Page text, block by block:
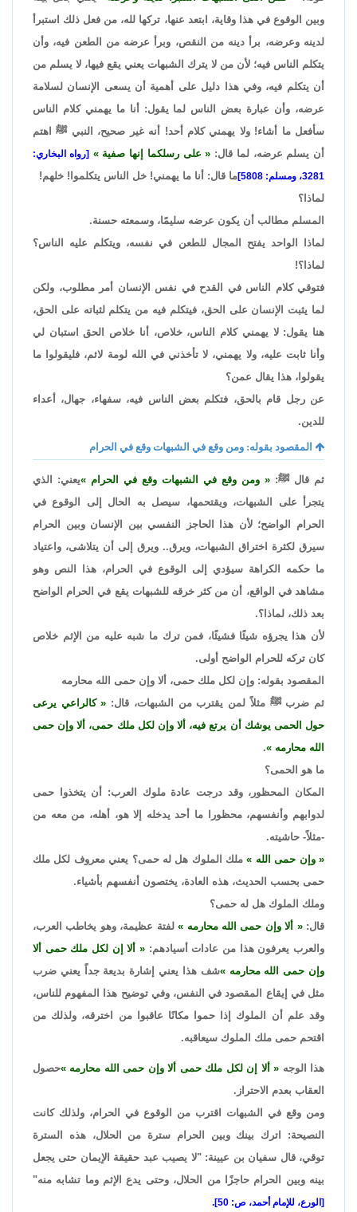
وبين الوقوع في هذا وقاية، ابتعد عنها، تركها لله، من فعل ذلك استبرأ
لدينه وعرضه، برأ دينه من النقص، وبرأ عرضه من الطعن فيه، وأن
يتكلم الناس فيه؛ لأن من لا يترك الشبهات يعني يقع فيها، لا يسلم من
أن يتكلم فيه، وفي هذا دليل على أهمية أن يسعى الإنسان لسلامة
عرضه، وأن عبارة بعض الناس لما يقول: أنا ما يهمني كلام الناس
سأفعل ما أشاء! ولا يهمني كلام أحد! أنه غير صحيح، النبي ﷺ اهتم
أن يسلم عرضه، لما قال:
على رسلكما إنها صفية
[رواه البخاري:
3281، ومسلم: 5808]
ما قال: أنا ما يهمني! خل الناس يتكلموا! خلهم!
لماذا؟
المسلم مطالب أن يكون عرضه سليمًا، وسمعته حسنة.
لماذا الواحد يفتح المجال للطعن في نفسه، ويتكلم عليه الناس؟
لماذا؟!
فتوقي كلام الناس في القدح في نفس الإنسان أمر مطلوب، ولكن
لما يثبت الإنسان على الحق، فيتكلم فيه من يتكلم لثباته على الحق،
هنا يقول: لا يهمني كلام الناس، خلاص، أنا خلاص الحق استبان لي
وأنا ثابت عليه، ولا يهمني، لا تأخذني في الله لومة لائم، فليقولوا ما
يقولوا، هذا يقال عمن؟
عن رجل قام بالحق، فتكلم بعض الناس فيه، سفهاء، جهال، أعداء
للدين.
المقصود بقوله: ومن وقع في الشبهات وقع في الحرام
ثم قال ﷺ: ومن وقع في الشبهات وقع في الحرام
يعني: الذي
يتجرأ على الشبهات، ويقتحمها، سيصل به الحال إلى الوقوع في
الحرام الواضح؛ لأن هذا الحاجز النفسي بين الإنسان وبين الحرام
سيرق لكثرة اختراق الشبهات، ويرق.. ويرق إلى أن يتلاشى، واعتياد
ما حكمه الكراهة سيؤدي إلى الوقوع في الحرام، هذا النص وهو
مشاهد في الواقع، أن من كثر خرقه للشبهات يقع في الحرام الواضح
بعد ذلك، لماذا؟.
لأن هذا يجرؤه شيئًا فشيئًا، فمن ترك ما شبه عليه من الإثم خلاص
كان تركه للحرام الواضح أولى.
المقصود بقوله: وإن لكل ملك حمى، ألا وإن حمى الله محارمه
ثم ضرب ﷺ مثلاً لمن يقترب من الشبهات، قال:
كالراعي يرعى
حول الحمى يوشك أن يرتع فيه، ألا وإن لكل ملك حمى، ألا وإن حمى
الله محارمه
.
ما هو الحمى؟
المكان المحظور، وقد درجت عادة ملوك العرب: أن يتخذوا حمى
لدوابهم وأنفسهم، محظورا ما أحد يدخله إلا هو، أهله، من معه من
-مثلاً- حاشيته.
وإن حمى الله
ملك الملوك هل له حمى؟ يعني معروف لكل ملك
حمى بحسب الحديث، هذه العادة، يختصون أنفسهم بأشياء.
وملك الملوك هل له حمى؟
قال:
ألا وإن حمى الله محارمه
لفتة عظيمة، وهو يخاطب العرب،
والعرب يعرفون هذا من عادات أسيادهم:
ألا إن لكل ملك حمى ألا
وإن حمى الله محارمه شف هذا يعني إشارة بديعة جداً يعني ضرب
مثل في إيقاع المقصود في النفس، وفي توضيح هذا المفهوم للناس،
وقد علم أن الملوك إذا حموا مكانًا عاقبوا من اخترقه، ولذلك من
اقتحم حمى ملك الملوك سيعاقبه.
هذا الوجه ألا إن لكل ملك حمى ألا وإن حمى الله محارمه
حصول
العقاب بعدم الاحتراز.
ومن وقع في الشبهات اقترب من الوقوع في الحرام، ولذلك كانت
النصيحة: اترك بينك وبين الحرام سترة من الحلال، هذه السترة
توقي، قال سفيان بن عيينة: "لا يصيب عبد حقيقة الإيمان حتى يجعل
بينه وبين الحرام حاجزًا من الحلال، وحتى يدع الإثم وما تشابه منه"
[الورع، للإمام أحمد، ص: 50].